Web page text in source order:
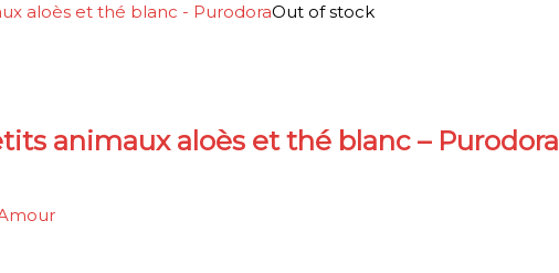
Out of stock
animaux aloès et thé blanc – Purodora